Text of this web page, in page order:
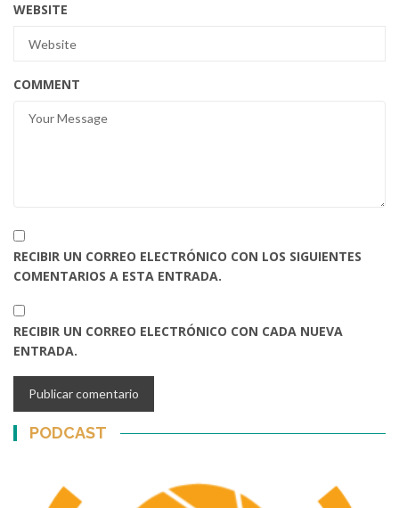
WEBSITE
COMMENT
RECIBIR UN CORREO ELECTRÓNICO CON LOS SIGUIENTES
COMENTARIOS A ESTA ENTRADA.
RECIBIR UN CORREO ELECTRÓNICO CON CADA NUEVA
ENTRADA.
PODCAST